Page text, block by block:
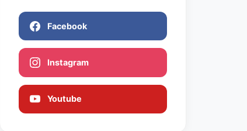
Facebook
Instagram
Youtube